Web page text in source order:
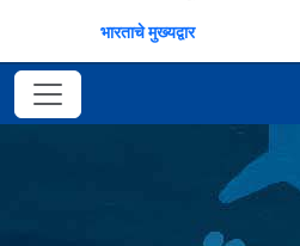
भारताचे मुख्यद्वार